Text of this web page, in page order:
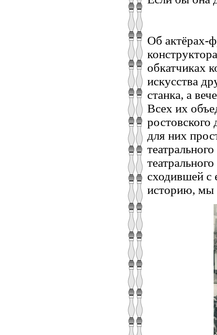
Об актёрах-
обкатчиках
искусства
станка, а
Всех их
для них
сходившей с
историю, мы